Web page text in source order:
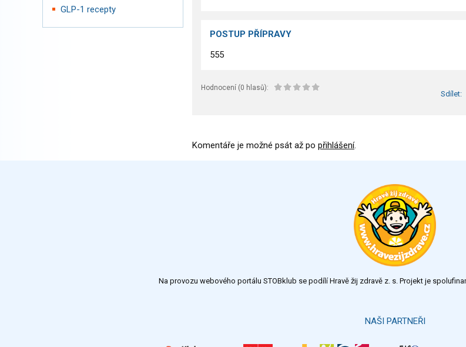
GLP-1 recepty
POSTUP PŘÍPRAVY
555
Hodnocení (0 hlasů):
Sdílet:
Komentáře je možné psát až po přihlášení.
Na provozu webového portálu STOBklub se podílí Hravě žij zdravě z. s. Projekt je
NAŠI PARTNEŘI